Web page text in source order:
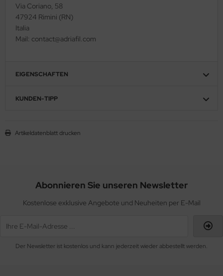
Via Coriano, 58
47924 Rimini (RN)
Italia
Mail: contact@adriafil.com
EIGENSCHAFTEN
KUNDEN-TIPP
Artikeldatenblatt drucken
Abonnieren Sie unseren Newsletter
Kostenlose exklusive Angebote und Neuheiten per E-Mail
Der Newsletter ist kostenlos und kann jederzeit wieder abbestellt werden.